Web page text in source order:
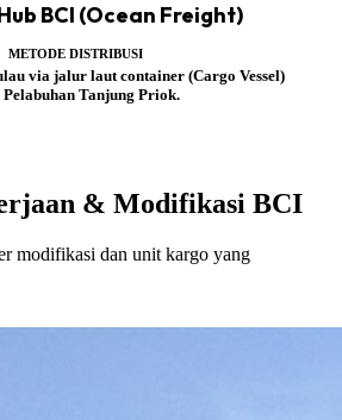
BCI (Ocean Freight)
METODE DISTRIBUSI
via jalur laut container (Cargo Vessel)
Tanjung Priok.
& Modifikasi BCI
modifikasi dan unit kargo yang